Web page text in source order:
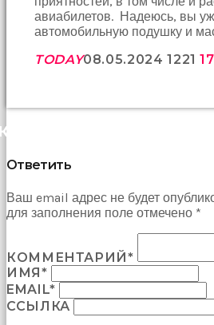
авиабилетов. Надеюсь, вы
автомобильную подушку и
TODAY08.05.2024 1221 17
(0)
Ответить
Ваш email адрес не будет
для заполнения поле отмечено *
КОММЕНТАРИЙ*
ИМЯ*
EMAIL*
ССЫЛКА